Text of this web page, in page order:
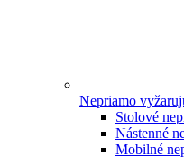
Nepriamo
Stolové
Nástenné
Mobilné